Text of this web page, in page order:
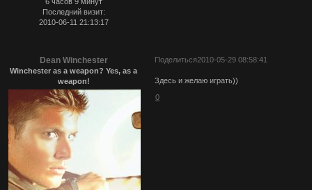
Последний визит:
2010-06-11 21:13:17
Поделиться2010-05-29 08:58:41
Dean Winchester
Winchester as a weapon? Yes, as a
weapon!
Здесь и желаю играть))
0